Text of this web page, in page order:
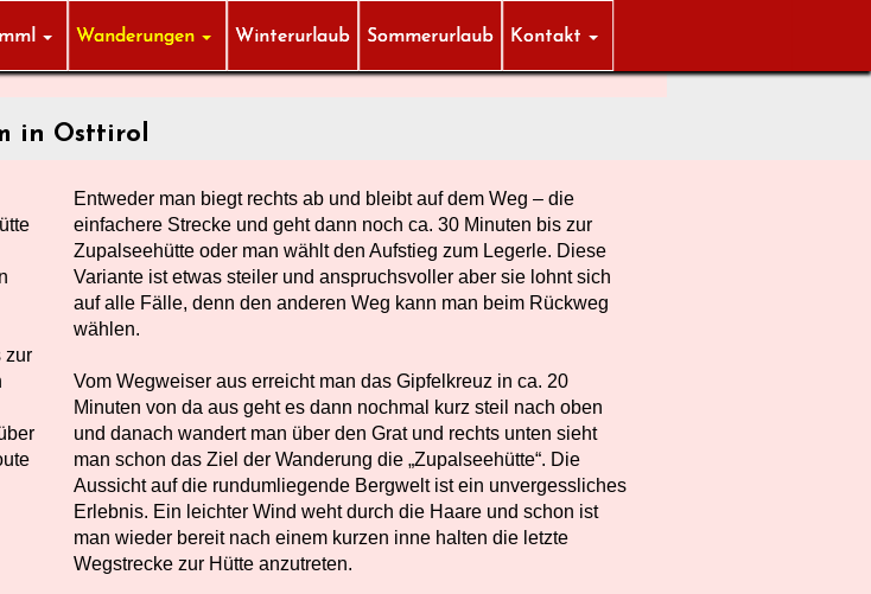
Wanderungen Winterurlaub Sommerurlaub Kontakt
in Osttirol
zur
Entweder man biegt rechts ab und bleibt auf dem Weg – die
einfachere Strecke und geht dann noch ca. 30 Minuten bis zur
Zupalseehütte oder man wählt den Aufstieg zum Legerle. Diese
Variante ist etwas steiler und anspruchsvoller aber sie lohnt sich
auf alle Fälle, denn den anderen Weg kann man beim Rückweg
wählen.
Vom Wegweiser aus erreicht man das Gipfelkreuz in ca. 20
Minuten von da aus geht es dann nochmal kurz steil nach oben
und danach wandert man über den Grat und rechts unten sieht
man schon das Ziel der Wanderung die „Zupalseehütte“. Die
Aussicht auf die rundumliegende Bergwelt ist ein unvergessliches
Erlebnis. Ein leichter Wind weht durch die Haare und schon ist
man wieder bereit nach einem kurzen inne halten die letzte
Wegstrecke zur Hütte anzutreten.